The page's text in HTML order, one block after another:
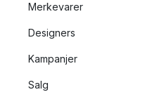
Merkevarer
Designers
Kampanjer
Salg